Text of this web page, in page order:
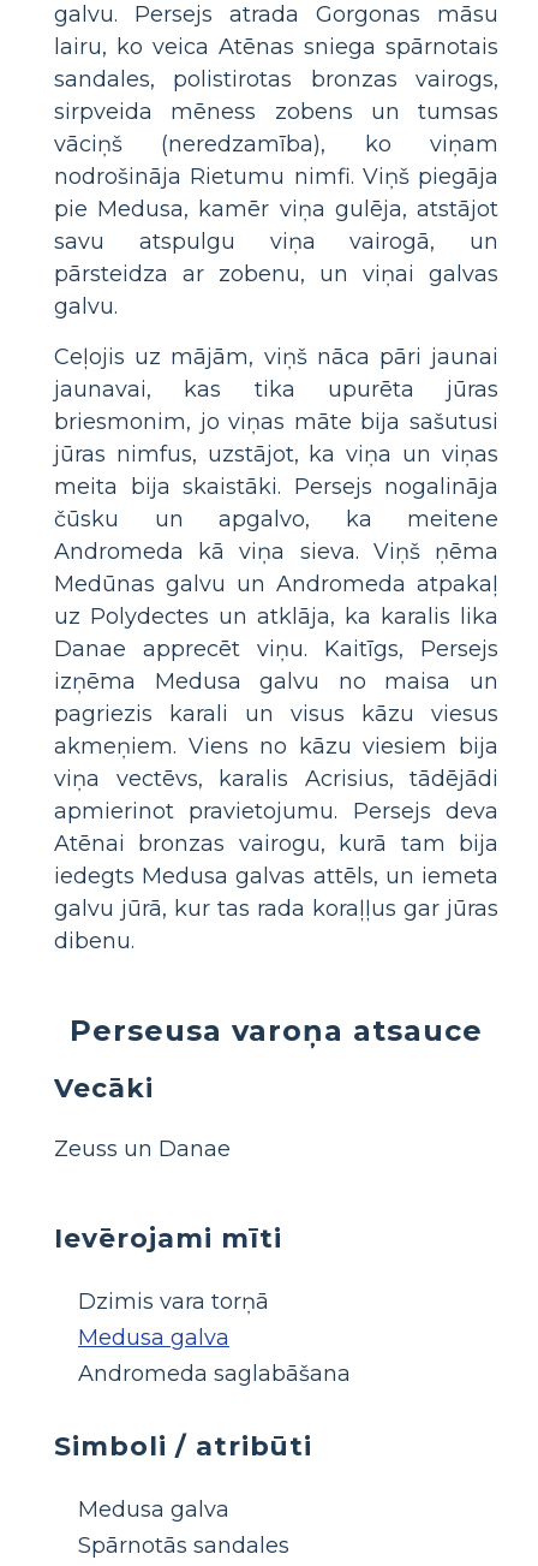
galvu. Persejs atrada Gorgonas māsu
lairu, ko veica Atēnas sniega spārnotais
sandales, polistirotas bronzas vairogs,
sirpveida mēness zobens un tumsas
vāciņš (neredzamība), ko viņam
nodrošināja Rietumu nimfi. Viņš piegāja
pie Medusa, kamēr viņa gulēja, atstājot
savu atspulgu viņa vairogā, un
pārsteidza ar zobenu, un viņai galvas
galvu.
Ceļojis uz mājām, viņš nāca pāri jaunai
jaunavai, kas tika upurēta jūras
briesmonim, jo ​​viņas māte bija sašutusi
jūras nimfus, uzstājot, ka viņa un viņas
meita bija skaistāki. Persejs nogalināja
čūsku un apgalvo, ka meitene
Andromeda kā viņa sieva. Viņš ņēma
Medūnas galvu un Andromeda atpakaļ
uz Polydectes un atklāja, ka karalis lika
Danae apprecēt viņu. Kaitīgs, Persejs
izņēma Medusa galvu no maisa un
pagriezis karali un visus kāzu viesus
akmeņiem. Viens no kāzu viesiem bija
viņa vectēvs, karalis Acrisius, tādējādi
apmierinot pravietojumu. Persejs deva
Atēnai bronzas vairogu, kurā tam bija
iedegts Medusa galvas attēls, un iemeta
galvu jūrā, kur tas rada koraļļus gar jūras
dibenu.
Perseusa varoņa atsauce
Vecāki
Zeuss un Danae
Ievērojami mīti
Dzimis vara torņā
Medusa galva
Andromeda saglabāšana
Simboli / atribūti
Medusa galva
Spārnotās sandales